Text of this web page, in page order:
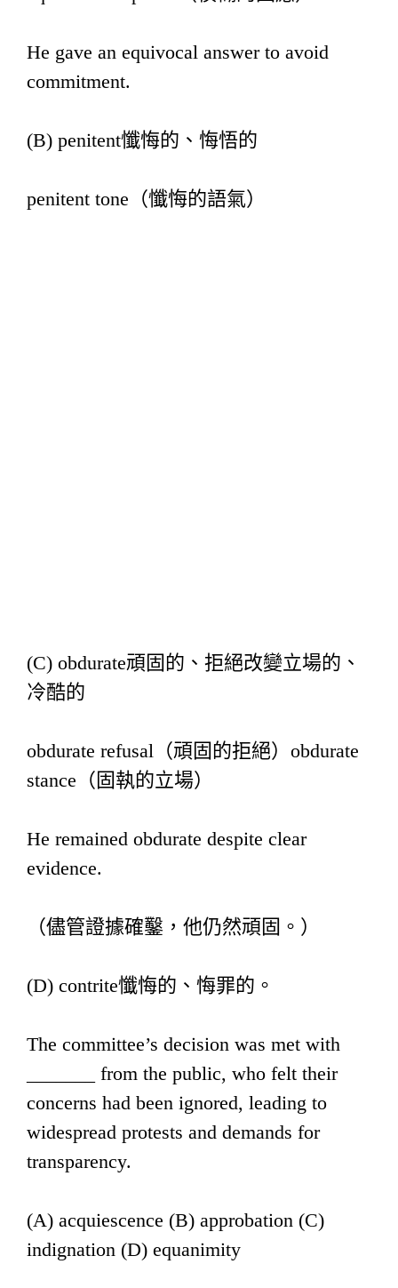
He gave an equivocal answer to avoid
commitment.
(B) penitent懺悔的、悔悟的
penitent tone（懺悔的語氣）
(C) obdurate頑固的、拒絕改變立場的、
冷酷的
obdurate refusal（頑固的拒絕）obdurate
stance（固執的立場）
He remained obdurate despite clear
evidence.
（儘管證據確鑿，他仍然頑固。）
(D) contrite懺悔的、悔罪的。
The committee’s decision was met with
_______ from the public, who felt their
concerns had been ignored, leading to
widespread protests and demands for
transparency.
(A) acquiescence (B) approbation (C)
indignation (D) equanimity